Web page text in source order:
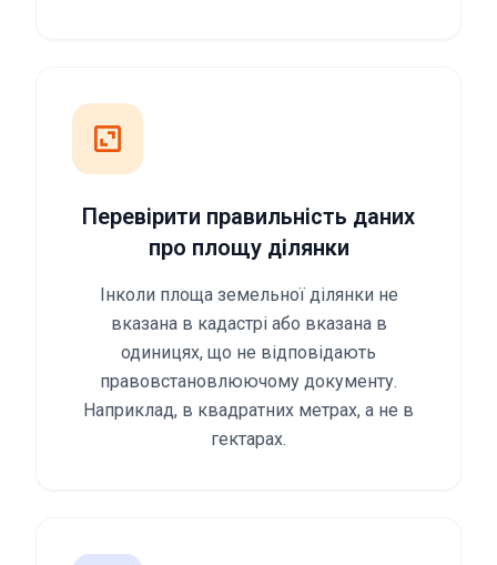
Перевірити правильність даних
про площу ділянки
Інколи площа земельної ділянки не
вказана в кадастрі або вказана в
одиницях, що не відповідають
правовстановлюючому документу.
Наприклад, в квадратних метрах, а не в
гектарах.